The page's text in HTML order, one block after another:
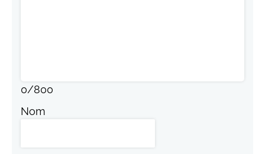
0/800
Nom